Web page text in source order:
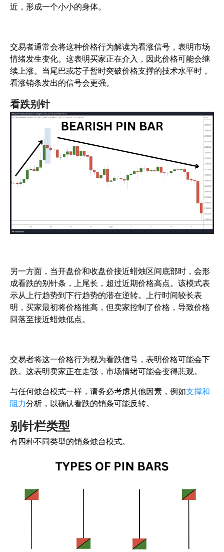
近，形成一个小小的身体。
交易者通常会将这种价格行为解读为看涨信号，表明市场
情绪发生变化。这表明买家正在介入，因此价格可能会继
续上涨。当尾巴或芯子暂时突破价格支撑的技术水平时，
看涨销条发出的信号会更强。
看跌别针
另一方面，当开盘价和收盘价接近蜡烛区间底部时，会形
成看跌的别针条，上尾长，超过近期价格高点。该模式表
示从上行趋势到下行趋势的潜在逆转。上行时间较长表
明，买家最初将价格推高，但卖家控制了价格，导致价格
回落至接近蜡烛低点。
交易者将这一价格行为视为看跌信号，表明价格可能会下
跌。这表明卖家正在走强，市场情绪可能会变得悲观。
与任何烛台模式一样，请务必考虑其他因素，例如支撑和
阻力分析，以确认看跌的销条可能反转。
别针栏类型
有四种不同类型的销条烛台模式。